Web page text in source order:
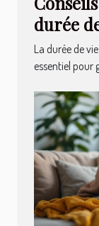
durée
auto
La durée de
essentiel pour